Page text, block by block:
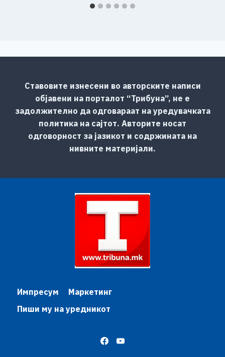
Ставовите изнесени во авторските написи
објавени на порталот “Трибуна”, не е
задолжително да одговараат на уредувачката
политика на сајтот. Авторите носат
одговорност за јазикот и содржината на
нивните материјали.
Импресум
Маркетинг
Пиши му на уредникот